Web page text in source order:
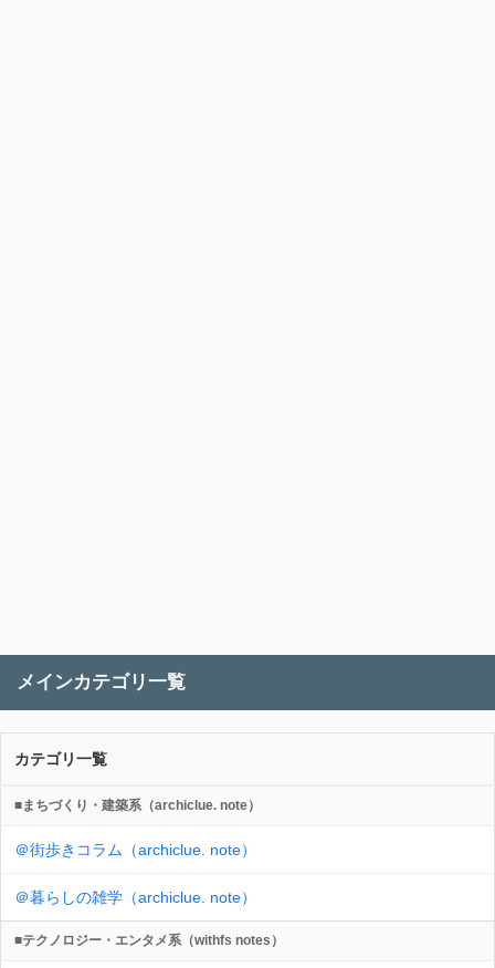
メインカテゴリ一覧
カテゴリ一覧
■まちづくり・建築系（archiclue. note）
＠街歩きコラム（archiclue. note）
＠暮らしの雑学（archiclue. note）
■テクノロジー・エンタメ系（withfs notes）